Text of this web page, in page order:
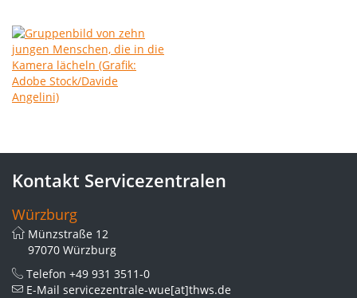
Kontakt Servicezentralen
Würzburg
Münzstraße 12
97070 Würzburg
Telefon +49 931 3511-0
E-Mail servicezentrale-wue[at]thws.de